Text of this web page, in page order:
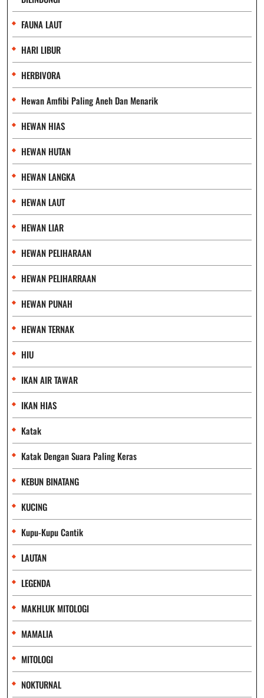
FAUNA LAUT
HARI LIBUR
HERBIVORA
Hewan Amfibi Paling Aneh Dan Menarik
HEWAN HIAS
HEWAN HUTAN
HEWAN LANGKA
HEWAN LAUT
HEWAN LIAR
HEWAN PELIHARAAN
HEWAN PELIHARRAAN
HEWAN PUNAH
HEWAN TERNAK
HIU
IKAN AIR TAWAR
IKAN HIAS
Katak
Katak Dengan Suara Paling Keras
KEBUN BINATANG
KUCING
Kupu-Kupu Cantik
LAUTAN
LEGENDA
MAKHLUK MITOLOGI
MAMALIA
MITOLOGI
NOKTURNAL